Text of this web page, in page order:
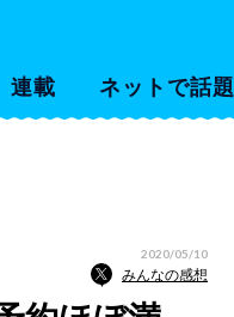
連載 ネットで話題
2020/05/10
みんなの感想